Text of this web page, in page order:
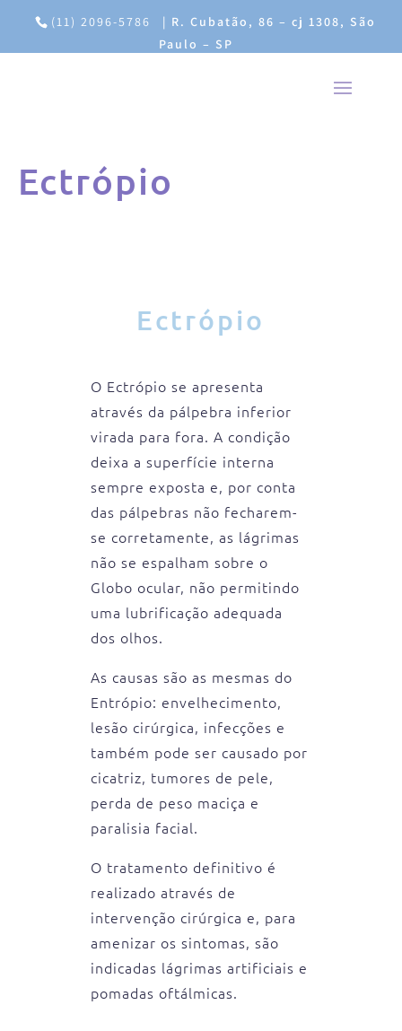
(11) 2096-5786 | R. Cubatão, 86 – cj 1308, São
Paulo – SP
Ectrópio
Ectrópio
O Ectrópio se apresenta
através da pálpebra inferior
virada para fora. A condição
deixa a superfície interna
sempre exposta e, por conta
das pálpebras não fecharem-
se corretamente, as lágrimas
não se espalham sobre o
Globo ocular, não permitindo
uma lubrificação adequada
dos olhos.
As causas são as mesmas do
Entrópio: envelhecimento,
lesão cirúrgica, infecções e
também pode ser causado por
cicatriz, tumores de pele,
perda de peso maciça e
paralisia facial.
O tratamento definitivo é
realizado através de
intervenção cirúrgica e, para
amenizar os sintomas, são
indicadas lágrimas artificiais e
pomadas oftálmicas.